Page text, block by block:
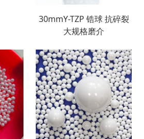
30mmY-TZP 锆球 抗碎裂
大规格磨介